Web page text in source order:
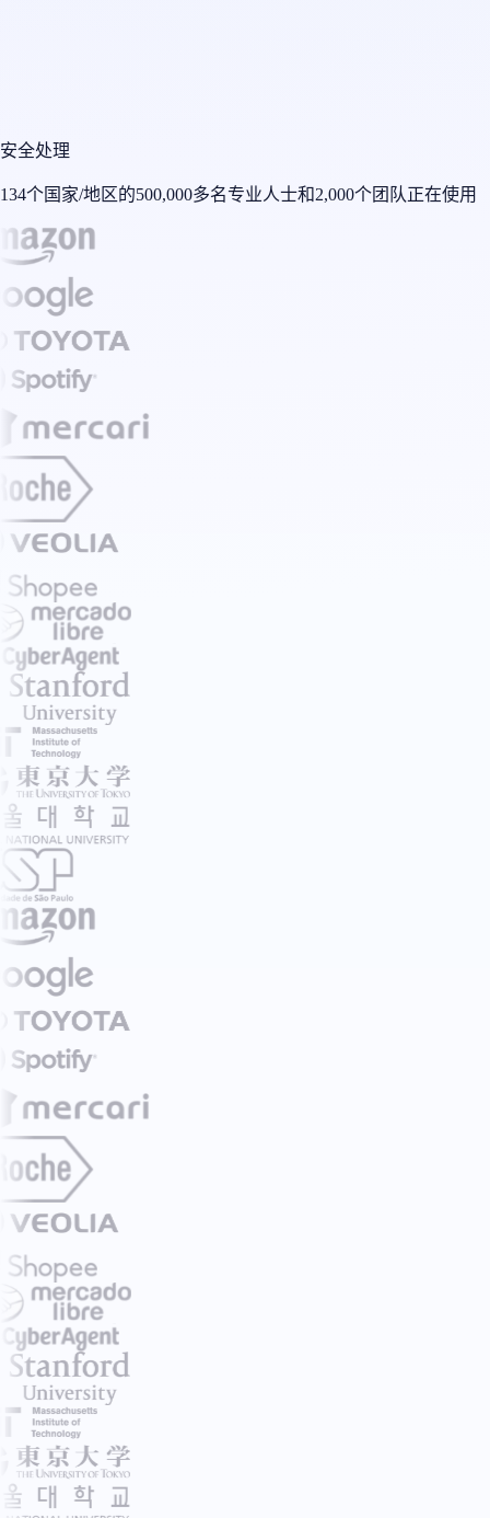
安全处理
134个国家/地区的500,000多名专业人士和2,000个团队正在使用